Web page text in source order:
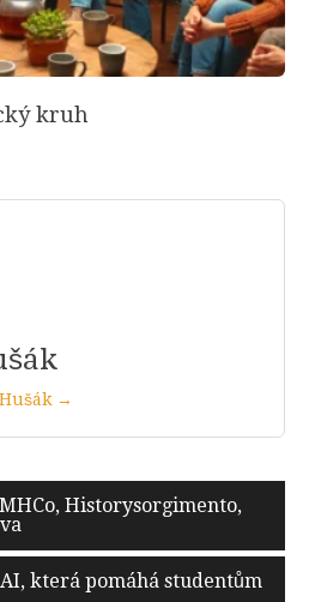
kruh
→
Historysorgimento,
která pomáhá studentům